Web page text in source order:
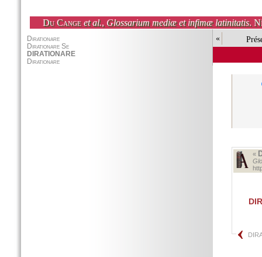
Du Cange et al., Glossarium mediæ et infimæ latinitatis.
«
«